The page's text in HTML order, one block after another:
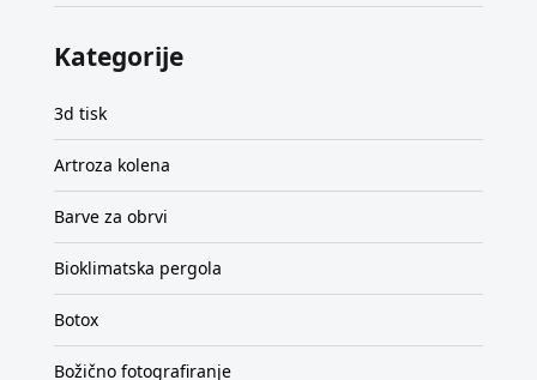
Kategorije
3d tisk
Artroza kolena
Barve za obrvi
Bioklimatska pergola
Botox
Božično fotografiranje